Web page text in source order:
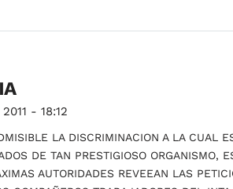
- 18:12
LA DISCRIMINACION A LA CUAL
DE TAN PRESTIGIOSO ORGANISMO,
AUTORIDADES REVEEAN LAS